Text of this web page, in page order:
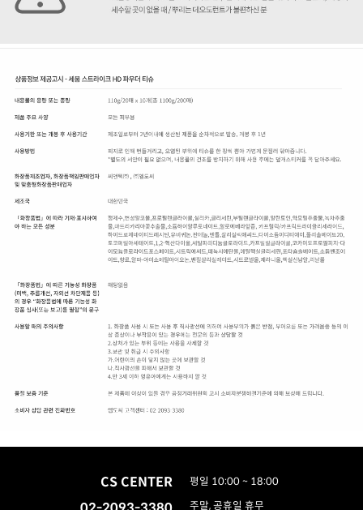
CS CENTER
평일 10:00 ~ 18:00
주말, 공휴일 휴무